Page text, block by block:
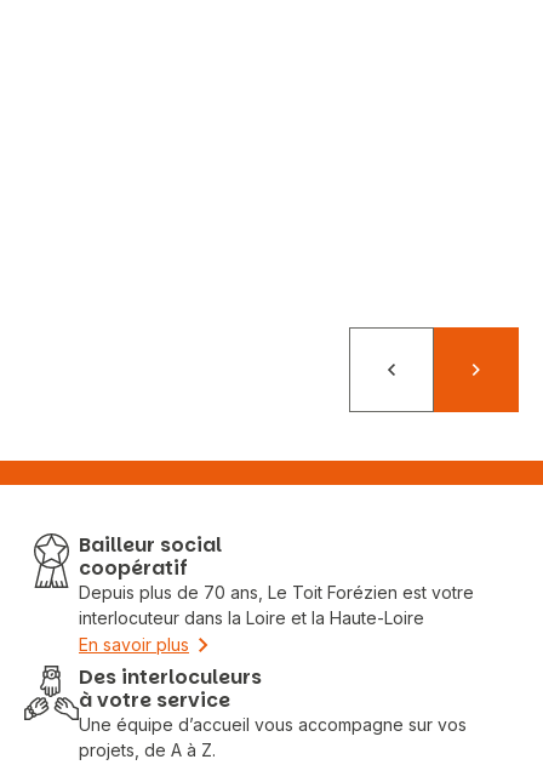
PrécédentSuivant
Bailleur social
coopératif
Depuis plus de 70 ans, Le Toit Forézien est votre
interlocuteur dans la Loire et la Haute-Loire
En savoir plus
Des interloculeurs
à votre service
Une équipe d’accueil vous accompagne sur vos
projets, de A à Z.